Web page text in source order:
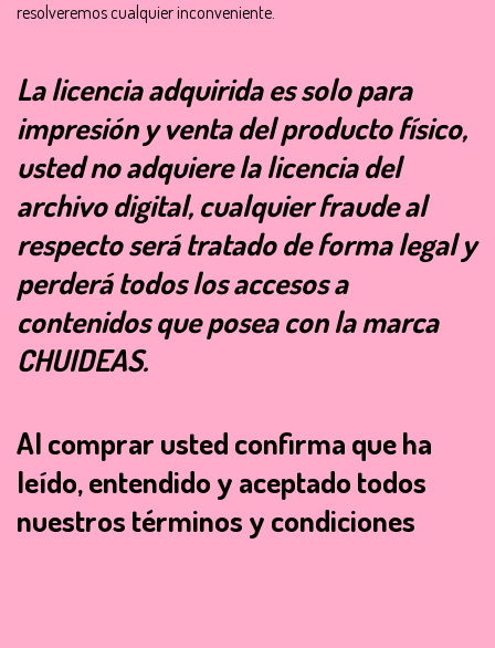
resolveremos cualquier inconveniente.
La licencia adquirida es solo para
impresión y venta del producto físico,
usted no adquiere la licencia del
archivo digital, cualquier fraude al
respecto será tratado de forma legal y
perderá todos los accesos a
contenidos que posea con la marca
CHUIDEAS.
Al comprar usted confirma que ha
leído, entendido y aceptado todos
nuestros términos y condiciones